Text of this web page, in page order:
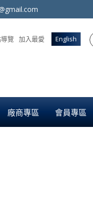
覽 加入最愛 English
廠商專區 會員專區